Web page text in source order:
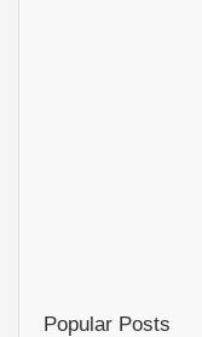
Popular Posts